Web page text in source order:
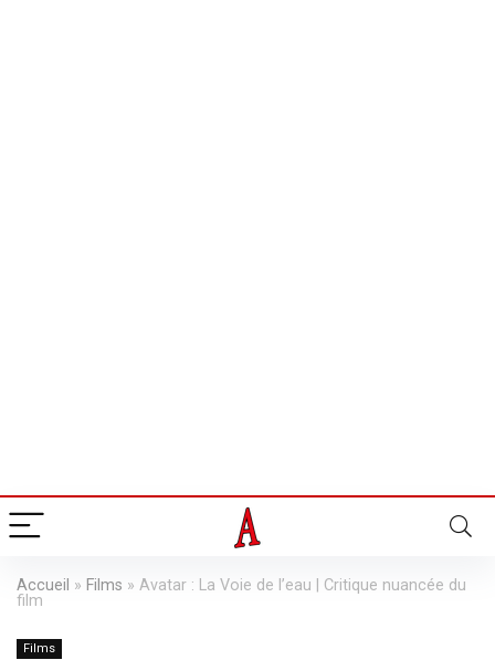
Accueil » Films » Avatar : La Voie de l’eau | Critique nuancée du
film
Films